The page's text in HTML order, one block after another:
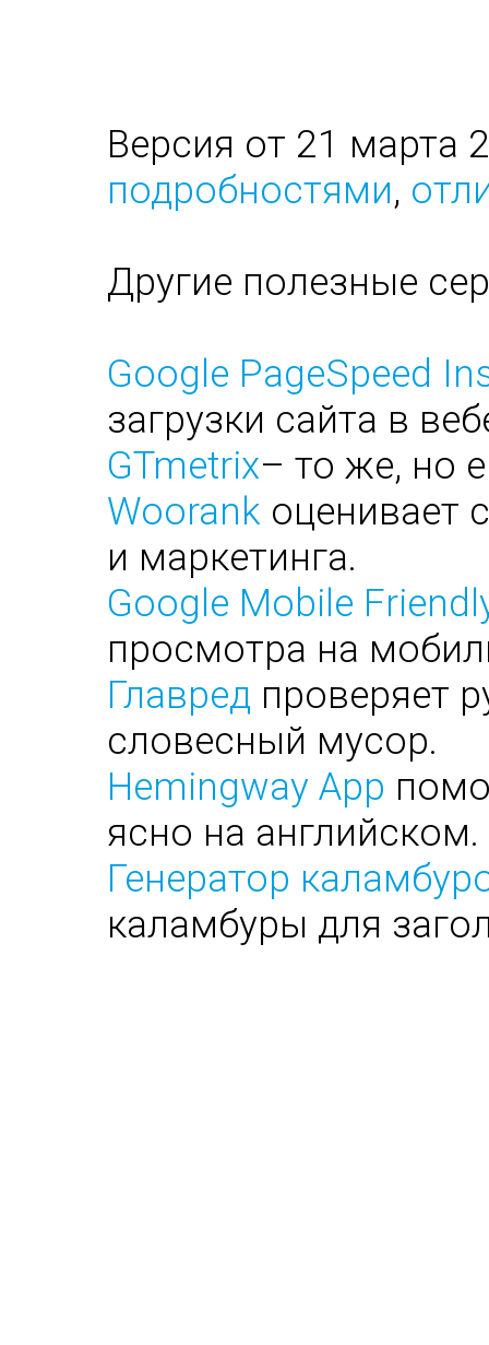
Версия от 21 марта
подробностями,
Другие полезные
Google PageSpeed
загрузки сайта в
GTmetrix– то же, но
Woorank оценивает
и маркетинга.
Google Mobile
просмотра на
Главред проверяет
словесный мусор.
Hemingway App
ясно на английском.
Генератор
каламбуры для